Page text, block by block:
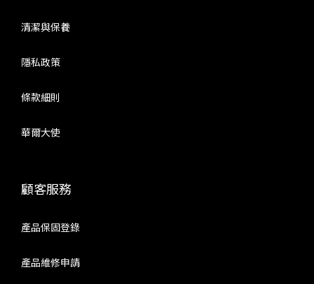
清潔與保養
隱私政策
條款細則
華爾大使
顧客服務
產品保固登錄
產品維修申請